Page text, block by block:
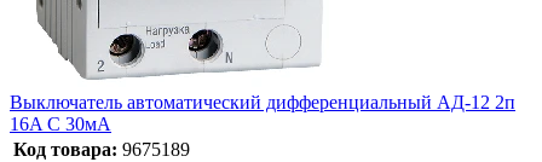
Выключатель автоматический дифференциальный АД-12 2п
16A C 30мA
Код товара: 9675189